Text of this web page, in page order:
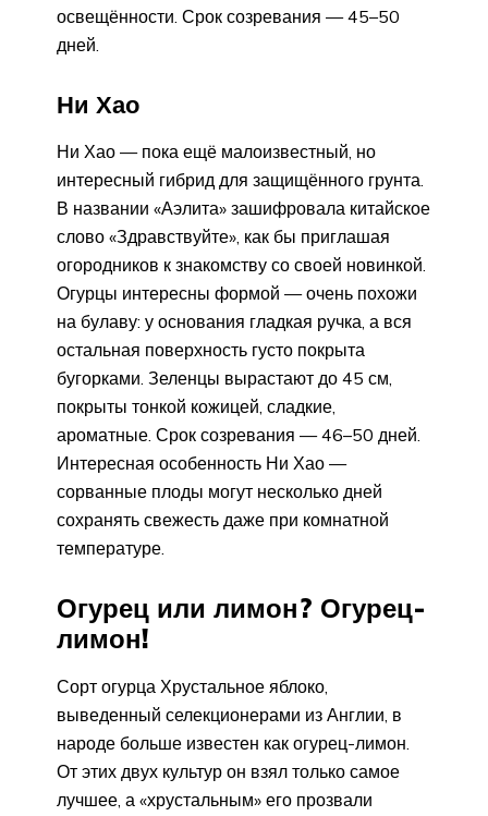
освещённости. Срок созревания — 45–50
дней.
Ни Хао
Ни Хао — пока ещё малоизвестный, но
интересный гибрид для защищённого грунта.
В названии «Аэлита» зашифровала китайское
слово «Здравствуйте», как бы приглашая
огородников к знакомству со своей новинкой.
Огурцы интересны формой — очень похожи
на булаву: у основания гладкая ручка, а вся
остальная поверхность густо покрыта
бугорками. Зеленцы вырастают до 45 см,
покрыты тонкой кожицей, сладкие,
ароматные. Срок созревания — 46–50 дней.
Интересная особенность Ни Хао —
сорванные плоды могут несколько дней
сохранять свежесть даже при комнатной
температуре.
Огурец или лимон? Огурец-
лимон!
Сорт огурца Хрустальное яблоко,
выведенный селекционерами из Англии, в
народе больше известен как огурец-лимон.
От этих двух культур он взял только самое
лучшее, а «хрустальным» его прозвали